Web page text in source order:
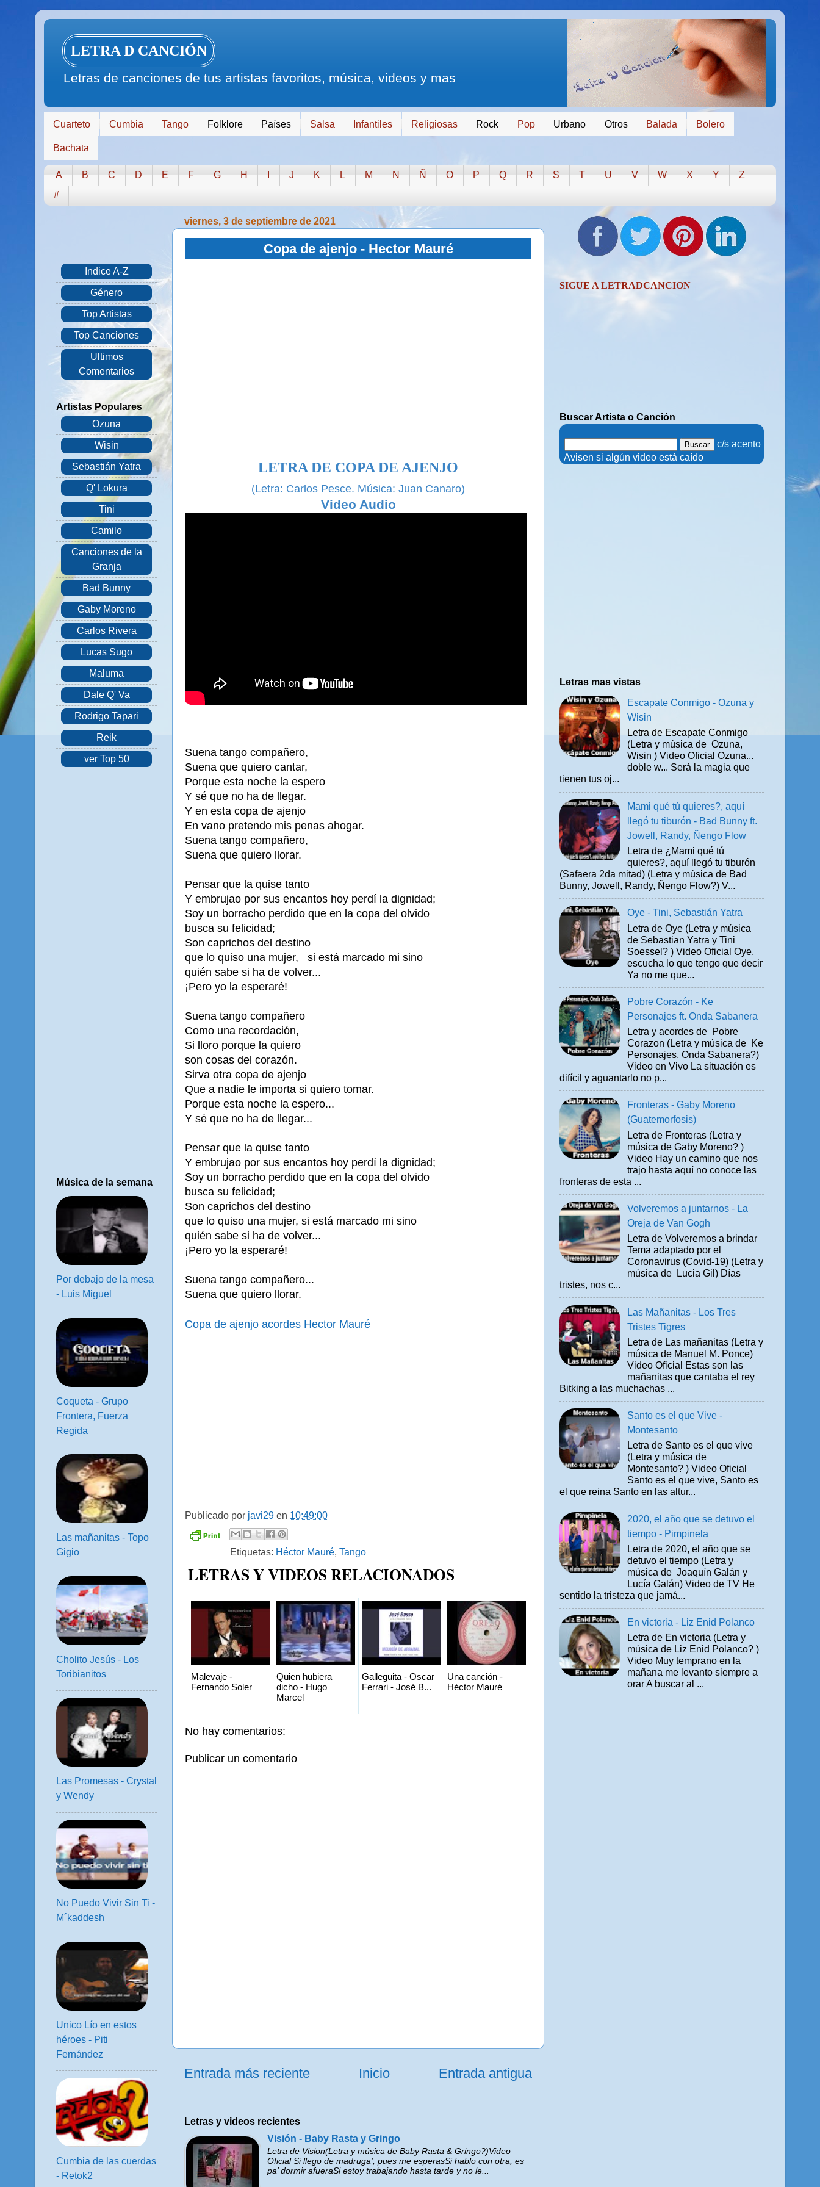
LETRA D CANCIÓN
Letras de canciones de tus artistas favoritos, música, videos y mas
Cuarteto Cumbia Tango Folklore Países Salsa Infantiles Religiosas Rock Pop Urbano Otros Balada Bolero
Bachata
A B C D E F G H J K L M N Ñ O P Q R S T U V W X Y
Z
#
viernes, 3 de septiembre de 2021
Copa de ajenjo - Hector Mauré
LETRA DE COPA DE AJENJO
(Letra: Carlos Pesce. Música: Juan Canaro)
Video Audio
Suena tango compañero,
Suena que quiero cantar,
Porque esta noche la espero
Y sé que no ha de llegar.
Y en esta copa de ajenjo
En vano pretendo mis penas ahogar.
Suena tango compañero,
Suena que quiero llorar.
Pensar que la quise tanto
Y embrujao por sus encantos hoy perdí la dignidad;
Soy un borracho perdido que en la copa del olvido
busca su felicidad;
Son caprichos del destino
que lo quiso una mujer, si está marcado mi sino
quién sabe si ha de volver...
¡Pero yo la esperaré!
Suena tango compañero
Como una recordación,
Si lloro porque la quiero
son cosas del corazón.
Sirva otra copa de ajenjo
Que a nadie le importa si quiero tomar.
Porque esta noche la espero...
Y sé que no ha de llegar...
Pensar que la quise tanto
Y embrujao por sus encantos hoy perdí la dignidad;
Soy un borracho perdido que en la copa del olvido
busca su felicidad;
Son caprichos del destino
que lo quiso una mujer, si está marcado mi sino
quién sabe si ha de volver...
¡Pero yo la esperaré!
Suena tango compañero...
Suena que quiero llorar.
Copa de ajenjo acordes Hector Mauré
Publicado por javi29 en 10:49:00
Etiquetas: Héctor Mauré, Tango
LETRAS Y VIDEOS RELACIONADOS
Malevaje -
Fernando Soler
Quien hubiera
dicho - Hugo
Marcel
Galleguita - Oscar
Ferrari - José B...
Una canción -
Héctor Mauré
No hay comentarios:
Publicar un comentario
Entrada más reciente Entrada antigua
Inicio
Letras y videos recientes
Visión - Baby Rasta y Gringo
Letra de Vision(Letra y música de Baby Rasta & Gringo?)Video
Oficial Si llego de madruga’, pues me esperasSi hablo con otra, es
pa’ dormir afueraSi estoy trabajando hasta tarde y no le...
Indice A-Z
Género
Top Artistas
Top Canciones
Ultimos
Comentarios
Artistas Populares
Ozuna
Wisin
Sebastián Yatra
Q' Lokura
Tini
Camilo
Canciones de la
Granja
Bad Bunny
Gaby Moreno
Carlos Rivera
Lucas Sugo
Maluma
Dale Q' Va
Rodrigo Tapari
Reik
ver Top 50
Música de la semana
Por debajo de la mesa
- Luis Miguel
Coqueta - Grupo
Frontera, Fuerza
Regida
Las mañanitas - Topo
Gigio
Cholito Jesús - Los
Toribianitos
Las Promesas - Crystal
y Wendy
No Puedo Vivir Sin Ti -
M´kaddesh
Unico Lío en estos
héroes - Piti
Fernández
Cumbia de las cuerdas
- Retok2
SIGUE A LETRADCANCION
Buscar Artista o Canción
c/s acento
. Avisen si algún video está caído
Letras mas vistas
Escapate Conmigo - Ozuna y
Wisin
Letra de Escapate Conmigo
(Letra y música de Ozuna,
Wisin ) Video Oficial Ozuna...
doble w... Será la magia que
tienen tus oj...
Mami qué tú quieres?, aquí
llegó tu tiburón - Bad Bunny ft.
Jowell, Randy, Ñengo Flow
Letra de ¿Mami qué tú
quieres?, aquí llegó tu tiburón
(Safaera 2da mitad) (Letra y música de Bad
Bunny, Jowell, Randy, Ñengo Flow?) V...
Oye - Tini, Sebastián Yatra
Letra de Oye (Letra y música
de Sebastian Yatra y Tini
Soessel? ) Video Oficial Oye,
escucha lo que tengo que decir
Ya no me que...
Pobre Corazón - Ke
Personajes ft. Onda Sabanera
Letra y acordes de Pobre
Corazon (Letra y música de Ke
Personajes, Onda Sabanera?)
Video en Vivo La situación es
difícil y aguantarlo no p...
Fronteras - Gaby Moreno
(Guatemorfosis)
Letra de Fronteras (Letra y
música de Gaby Moreno? )
Video Hay un camino que nos
trajo hasta aquí no conoce las
fronteras de esta ...
Volveremos a juntarnos - La
Oreja de Van Gogh
Letra de Volveremos a brindar
Tema adaptado por el
Coronavirus (Covid-19) (Letra y
música de Lucia Gil) Días
tristes, nos c...
Las Mañanitas - Los Tres
Tristes Tigres
Letra de Las mañanitas (Letra y
música de Manuel M. Ponce)
Video Oficial Estas son las
mañanitas que cantaba el rey
Bitking a las muchachas ...
Santo es el que Vive -
Montesanto
Letra de Santo es el que vive
(Letra y música de
Montesanto? ) Video Oficial
Santo es el que vive, Santo es
el que reina Santo en las altur...
2020, el año que se detuvo el
tiempo - Pimpinela
Letra de 2020, el año que se
detuvo el tiempo (Letra y
música de Joaquín Galán y
Lucía Galán) Video de TV He
sentido la tristeza que jamá...
En victoria - Liz Enid Polanco
Letra de En victoria (Letra y
música de Liz Enid Polanco? )
Video Muy temprano en la
mañana me levanto siempre a
orar A buscar al ...